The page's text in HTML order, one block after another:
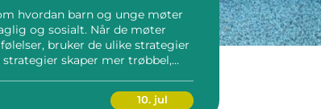
hvordan barn og unge møter
og sosialt. Når de møter
bruker de ulike strategier
skaper mer trøbbel,
10. jul